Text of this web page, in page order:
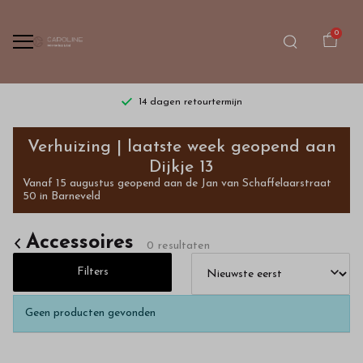
0
14 dagen retourtermijn
Accessoires
Bestel
kinderkleding
hoge
kwaliteit
Verhuizing | laatste week geopend aan
Dijkje 13
Vanaf 15 augustus geopend aan de Jan van Schaffelaarstraat
50 in Barneveld
Accessoires 0 resultaten
Filters
Geen producten gevonden